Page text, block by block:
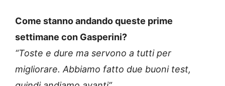
Come stanno andando queste prime
settimane con Gasperini?
“Toste e dure ma servono a tutti per
migliorare. Abbiamo fatto due buoni test,